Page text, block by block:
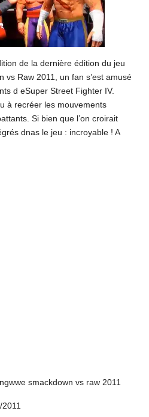
de la dernière édition du jeu
vs Raw 2011, un fan s’est amusé
d eSuper Street Fighter IV.
à recréer les mouvements
Si bien que l’on croirait
dnas le jeu : incroyable ! A
wwe smackdown vs raw 2011
2011